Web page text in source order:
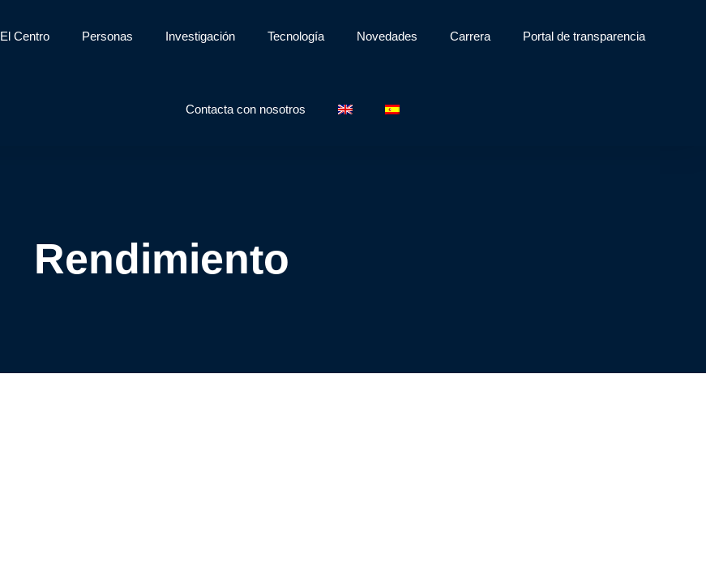
El Centro Personas Investigación Tecnología Novedades Carrera Portal de transparencia
Contacta con nosotros
Rendimiento